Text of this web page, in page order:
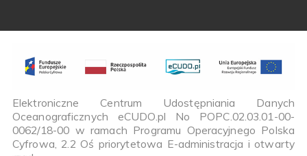
Elektroniczne Centrum Udostępniania Danych
Oceanograficznych eCUDO.pl No POPC.02.03.01-00-
0062/18-00 w ramach Programu Operacyjnego Polska
Cyfrowa, 2.2 Oś priorytetowa E-administracja i otwarty